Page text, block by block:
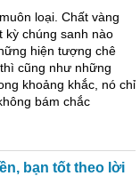
loại. Chất vàng
kỳ chúng sanh nào
hiện tượng chê
cũng như những
khoảng khắc, nó chỉ
bám chắc
bạn tốt theo lời